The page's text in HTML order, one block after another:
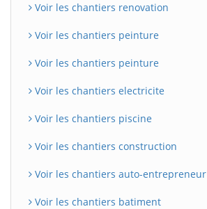
Voir les chantiers renovation
Voir les chantiers peinture
Voir les chantiers peinture
Voir les chantiers electricite
Voir les chantiers piscine
Voir les chantiers construction
Voir les chantiers auto-entrepreneur
Voir les chantiers batiment